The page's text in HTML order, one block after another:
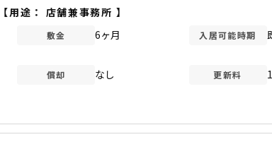
【用途： 店舗兼事務所 】
敷金 6ヶ月 入居可能時期
償却 なし 更新料